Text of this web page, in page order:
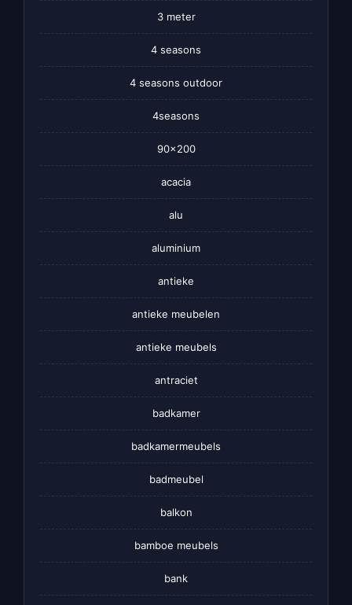
3 meter
4 seasons
4 seasons outdoor
4seasons
90×200
acacia
alu
aluminium
antieke
antieke meubelen
antieke meubels
antraciet
badkamer
badkamermeubels
badmeubel
balkon
bamboe meubels
bank